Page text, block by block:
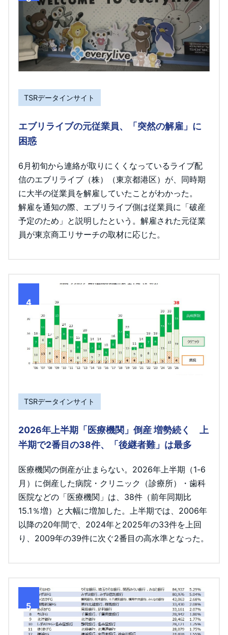
TSRデータインサイト
エブリライブの元従業員、「突然の解雇」に
困惑
6月初旬から連絡が取りにくくなっているライブ配
信のエブリライブ（株）（東京都港区）が、同時期
に大半の従業員を解雇していたことがわかった。
解雇を通知の際、エブリライブ側は従業員に「破産
予定のため」と説明したという。解雇された元従業
員が東京商工リサーチの取材に応じた。
4
TSRデータインサイト
2026年上半期「医療機関」倒産 増勢続く 上
半期で2番目の38件、「後継者難」は最多
医療機関の倒産が止まらない。2026年上半期（1-6
月）に倒産した病院・クリニック（診療所）・歯科
医院などの「医療機関」は、38件（前年同期比
15.1％増）と大幅に増加した。上半期では、2006年
以降の20年間で、2024年と2025年の33件を上回
り、2009年の39件に次ぐ2番目の高水準となった。
5